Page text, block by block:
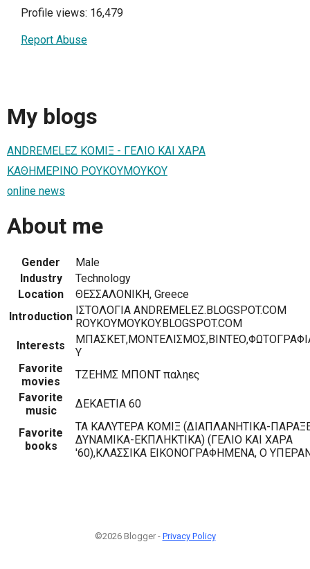
Profile views: 16,479
Report Abuse
My blogs
ANDREMELEZ ΚΟΜΙΞ - ΓΕΛΙΟ ΚΑΙ ΧΑΡΑ
ΚΑΘΗΜΕΡΙΝΟ ΡΟΥΚΟΥΜΟΥΚΟΥ
online news
About me
Gender
Male
Industry
Technology
Location
ΘΕΣΣΑΛΟΝΙΚΗ, Greece
Introduction ΙΣΤΟΛΟΓΙΑ ANDREMELEZ.BLOGSPOT.COM
ROYKOYMOYKOY.BLOGSPOT.COM
Interests
Υ
Favorite
movies
ΤΖΕΗΜΣ ΜΠΟΝΤ παληες
Favorite
music
ΔΕΚΑΕΤΙΑ 60
Favorite
books
ΤΑ ΚΑΛΥΤΕΡΑ ΚΟΜΙΞ (ΔΙΑΠΛΑΝΗΤΙΚΑ-
ΔΥΝΑΜΙΚΑ-ΕΚΠΛΗΚΤΙΚΑ) (ΓΕΛΙΟ ΚΑΙ ΧΑΡΑ
'60),ΚΛΑΣΣΙΚΑ ΕΙΚΟΝΟΓΡΑΦΗΜΕΝΑ, Ο
©2026 Blogger - Privacy Policy